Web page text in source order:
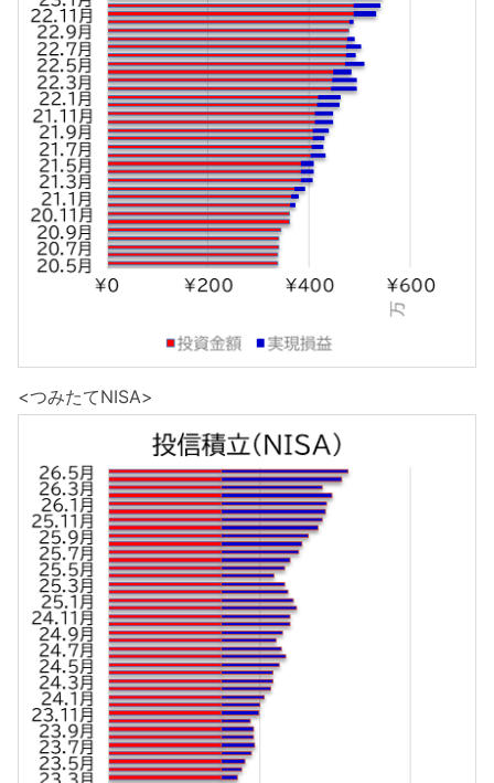
<つみたてNISA>